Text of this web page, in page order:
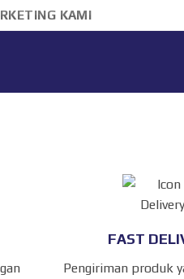
KAMI
FAST
Pengiriman produk